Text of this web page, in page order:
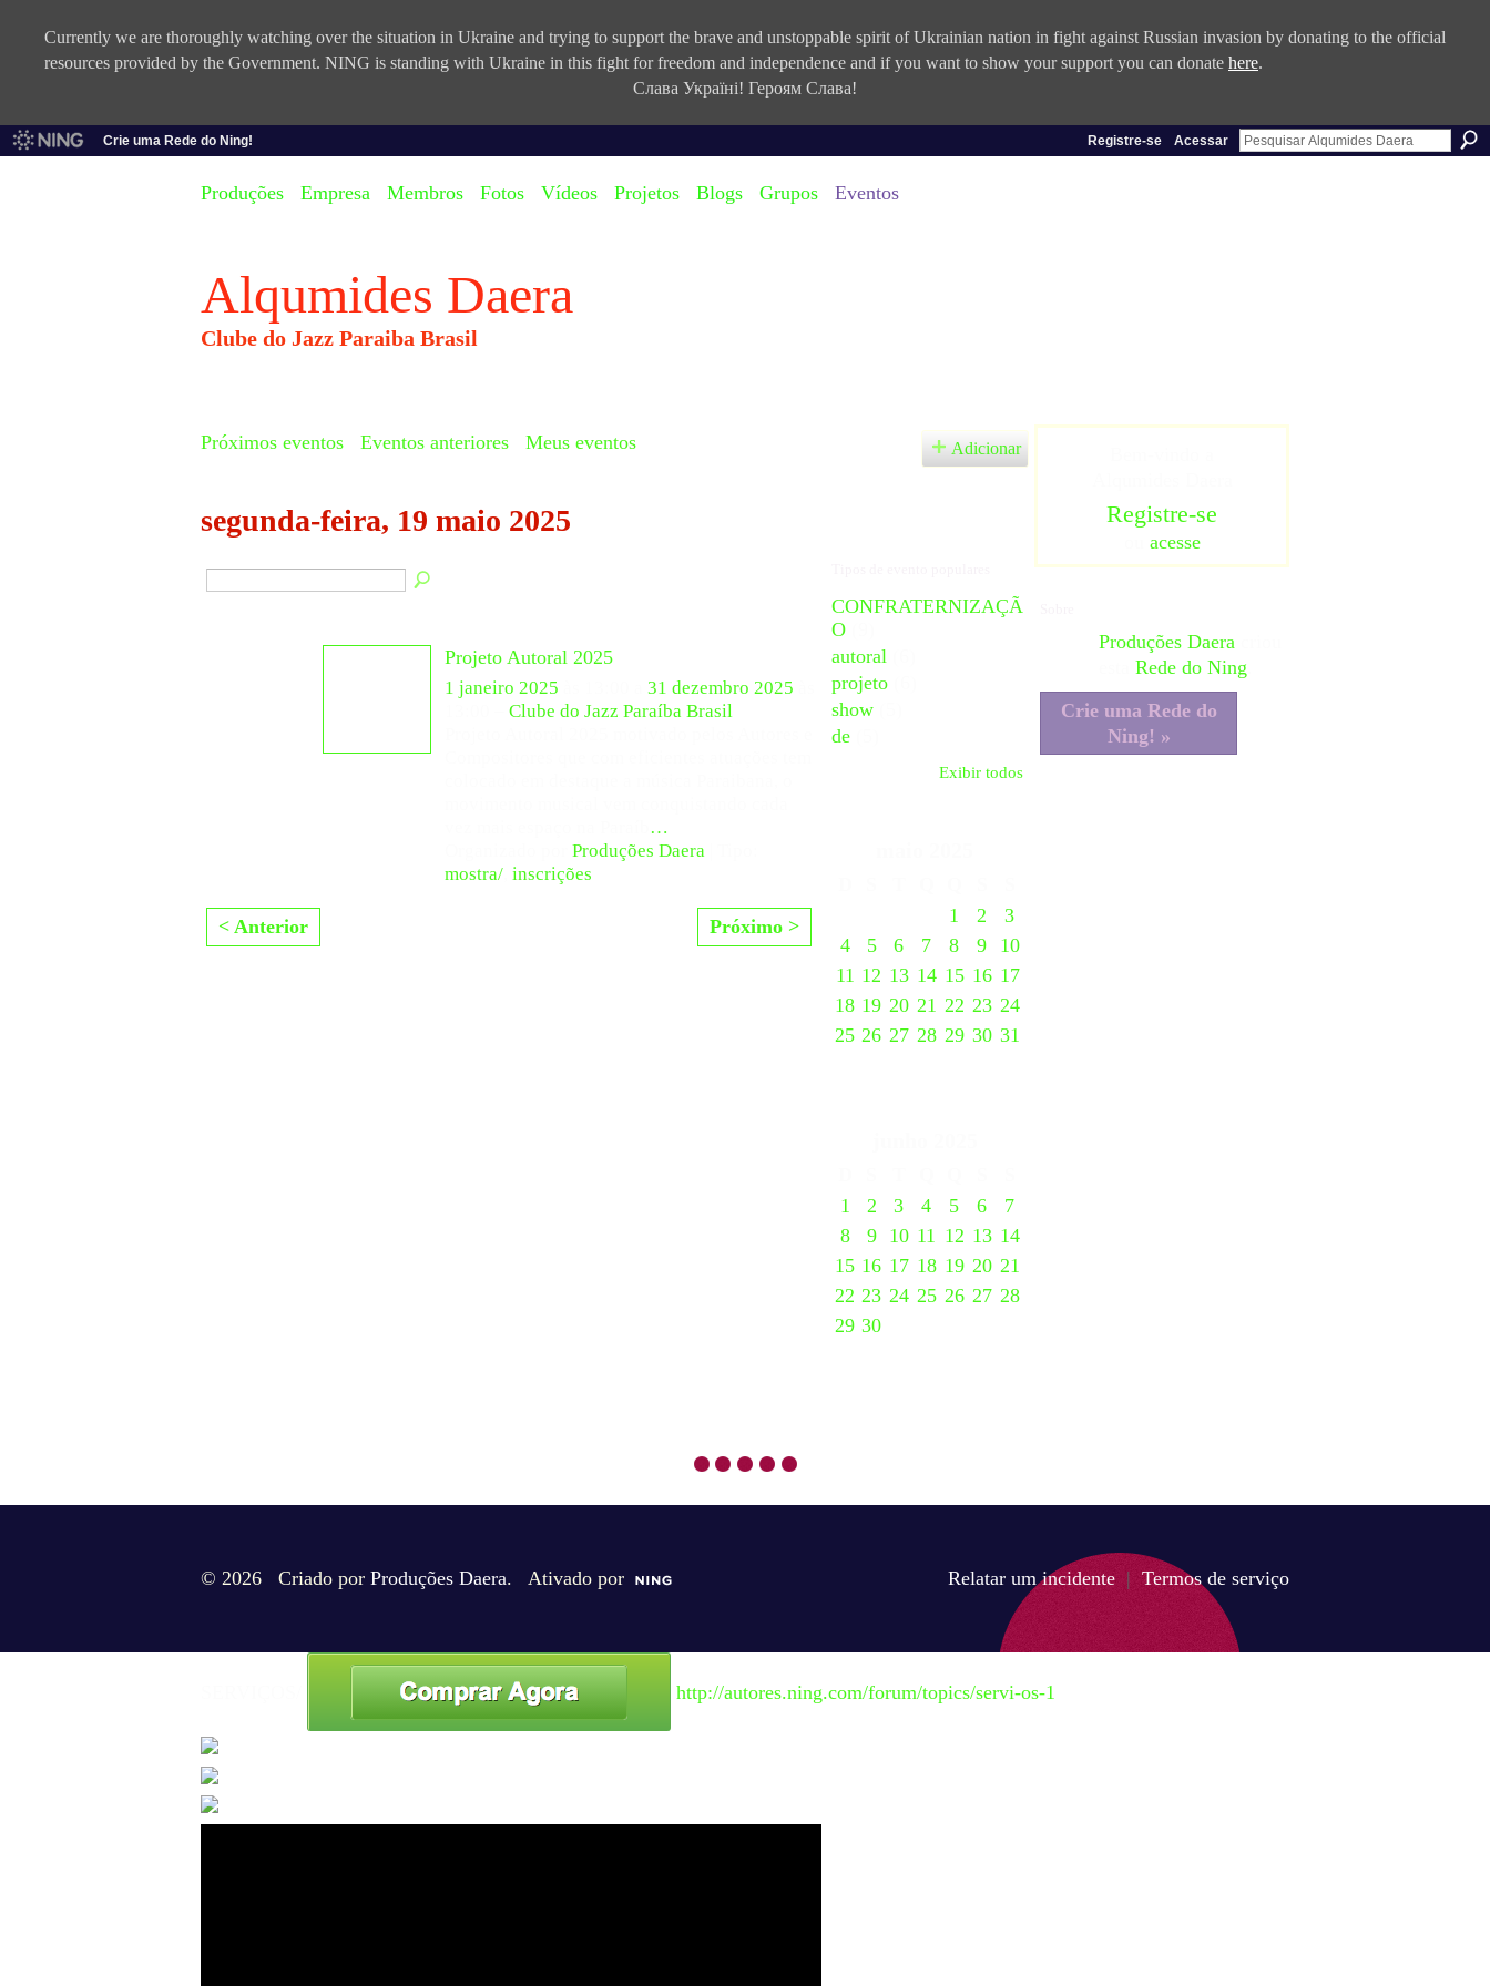
Currently we are thoroughly watching over the situation in Ukraine and trying to support the brave and unstoppable spirit of Ukrainian nation in fight against Russian invasion by donating to the official
resources provided by the Government. NING is standing with Ukraine in this fight for freedom and independence and if you want to show your support you can donate here.
Слава Україні! Героям Слава!
Crie uma Rede do Ning! Registre-se Acessar
Produções Empresa Membros Fotos Vídeos Projetos Blogs Grupos Eventos
Alqumides Daera
Clube do Jazz Paraiba Brasil
Próximos eventos Eventos anteriores Meus eventos Adicionar
segunda-feira, 19 maio 2025
Projeto Autoral 2025
1 janeiro 2025 31 dezembro 2025
Clube do Jazz Paraíba Brasil
…
Produções Daera
mostra/ inscrições
< Anterior Próximo >
CONFRATERNIZAÇÃ
O
autoral
projeto
show
de
Exibir todos
1
2
3
4
5 6 7 8 9
10
11 12 13 14 15 16 17
18 19 20 21 22 23 24
25 26 27 28 29 30 31
1
2 3 4 5 6
7
8
9 10 11 12 13 14
15 16 17 18 19 20 21
22 23 24 25 26 27 28
29 30
Registre-se
acesse
Produções Daera
Rede do Ning
Crie uma Rede do
Ning! »
© 2026 Criado por Produções Daera. Ativado por Relatar um incidente | Termos de serviço
http://autores.ning.com/forum/topics/servi-os-1